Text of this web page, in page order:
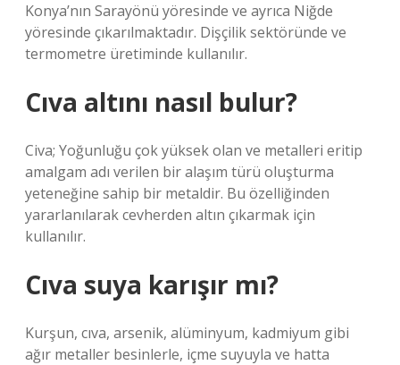
Konya’nın Sarayönü yöresinde ve ayrıca Niğde
yöresinde çıkarılmaktadır. Dişçilik sektöründe ve
termometre üretiminde kullanılır.
Cıva altını nasıl bulur?
Civa; Yoğunluğu çok yüksek olan ve metalleri eritip
amalgam adı verilen bir alaşım türü oluşturma
yeteneğine sahip bir metaldir. Bu özelliğinden
yararlanılarak cevherden altın çıkarmak için
kullanılır.
Cıva suya karışır mı?
Kurşun, cıva, arsenik, alüminyum, kadmiyum gibi
ağır metaller besinlerle, içme suyuyla ve hatta